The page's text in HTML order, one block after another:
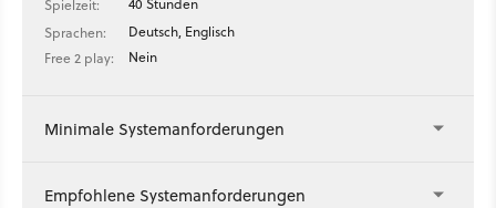
Spielzeit:
40 Stunden
Sprachen:
Deutsch, Englisch
Free 2 play:
Nein
Minimale Systemanforderungen
Empfohlene Systemanforderungen